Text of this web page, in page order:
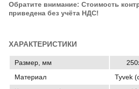
Обратите внимание: Стоимость
приведена без учёта НДС!
ХАРАКТЕРИСТИКИ
Размер, мм
Материал
Tyvek